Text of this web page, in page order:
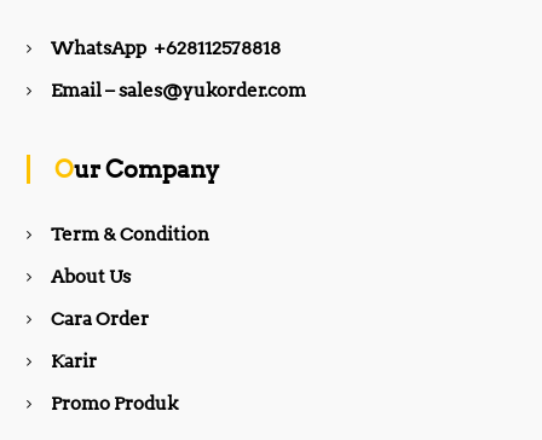
b
k
a
WhatsApp +628112578818
Email – sales@yukorder.com
Our Company
Term & Condition
About Us
Cara Order
Karir
Promo Produk